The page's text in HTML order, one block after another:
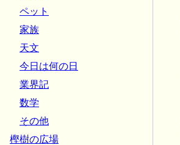
ペット
家族
天文
今日は何の日
業界記
数学
その他
樫樹の広場